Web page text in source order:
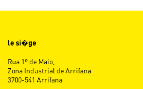
le si�ge
Rua 1º de Maio,
Zona Industrial de Arrifana
3700-541 Arrifana